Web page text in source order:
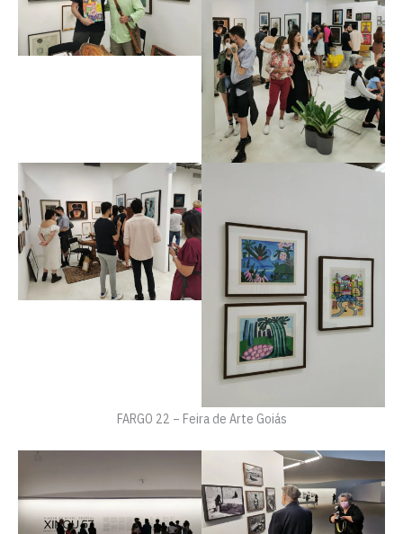
FARGO 22 – Feira de Arte Goiás